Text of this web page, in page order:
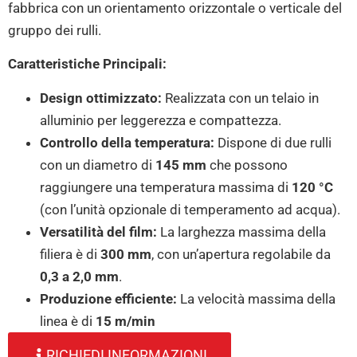
fabbrica con un orientamento orizzontale o verticale del
gruppo dei rulli.
Caratteristiche Principali:
Design ottimizzato: Realizzata con un telaio in
alluminio per leggerezza e compattezza.
Controllo della temperatura: Dispone di due rulli
con un diametro di 145 mm che possono
raggiungere una temperatura massima di 120 °C
(con l’unità opzionale di temperamento ad acqua).
Versatilità del film: La larghezza massima della
filiera è di 300 mm, con un’apertura regolabile da
0,3 a 2,0 mm.
Produzione efficiente: La velocità massima della
linea è di 15 m/min